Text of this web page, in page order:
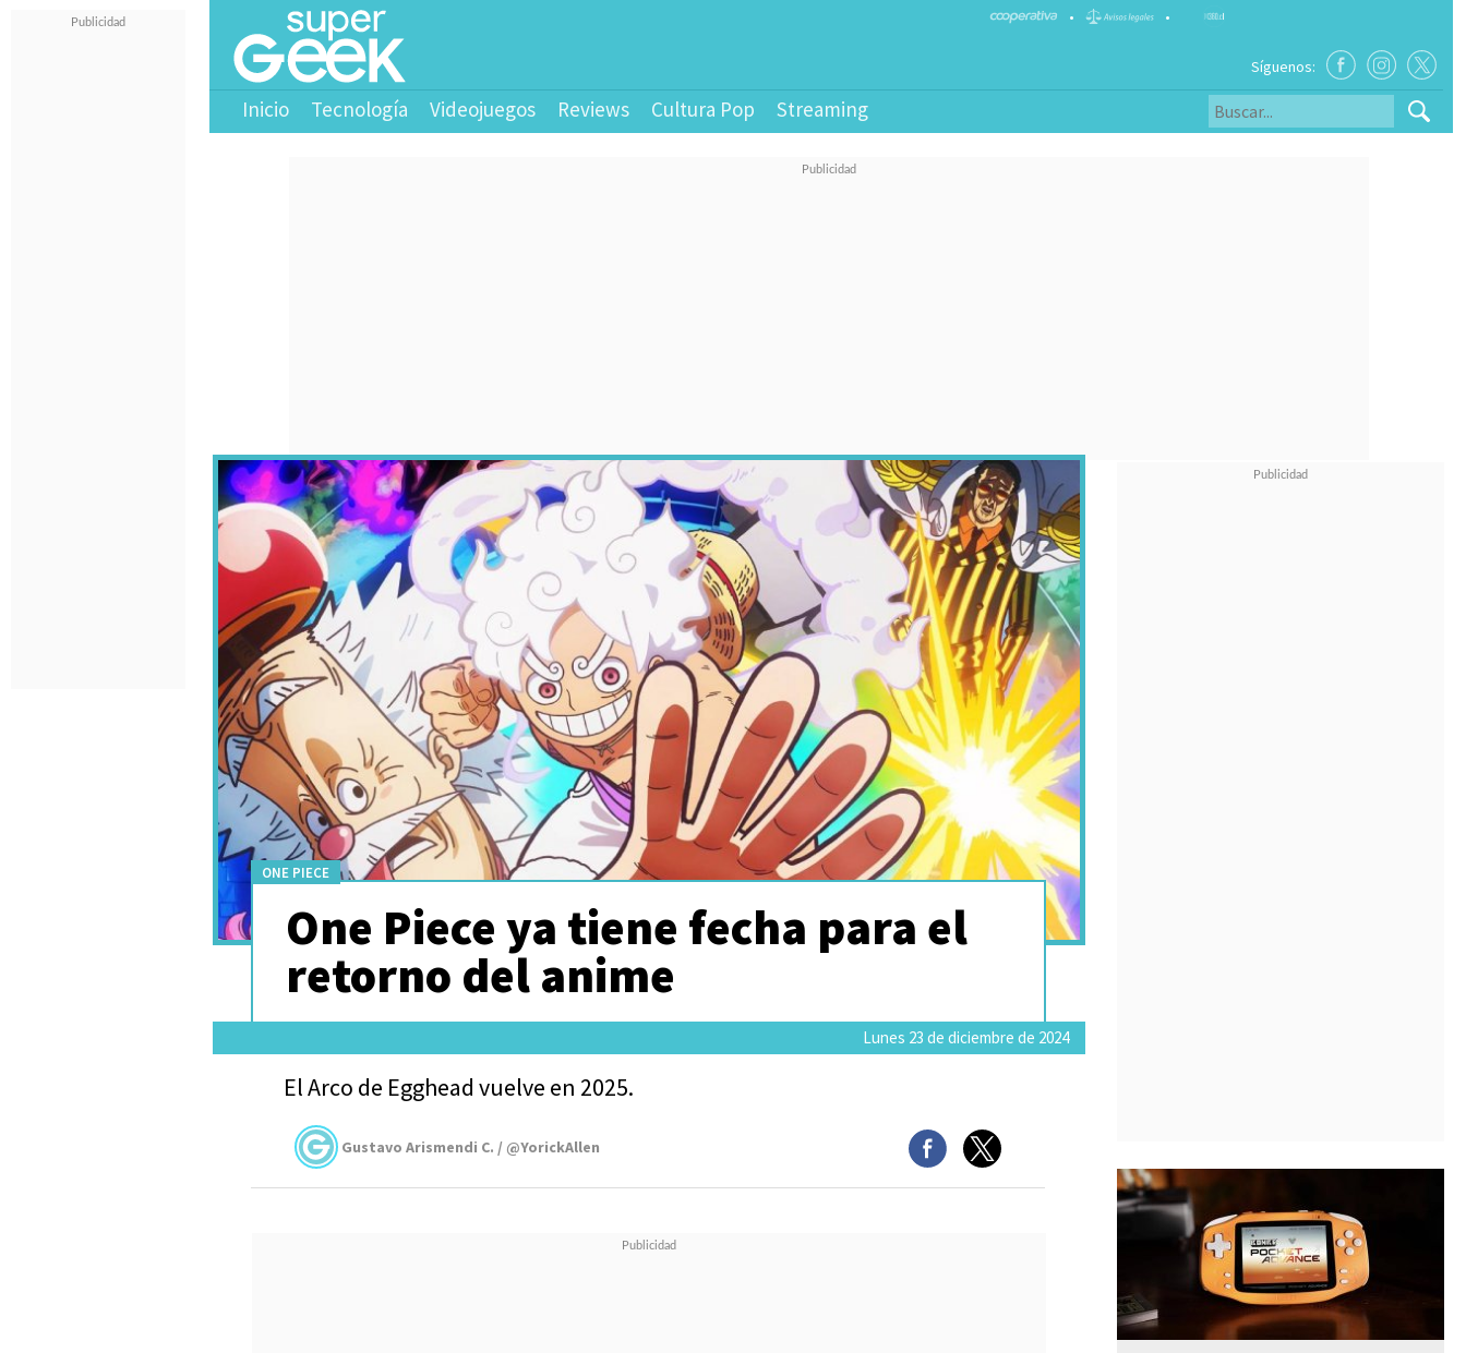
• •
Síguenos:
Inicio Tecnología Videojuegos Reviews Cultura Pop Streaming
ONE PIECE
One Piece ya tiene fecha para el
retorno del anime
Lunes 23 de diciembre de 2024
El Arco de Egghead vuelve en 2025.
Gustavo Arismendi C. / @YorickAllen